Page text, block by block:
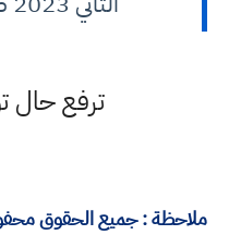
ترفع حال
ملاحظة : جميع الحقوق